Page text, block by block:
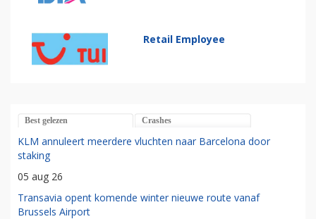
Retail Employee
Best gelezen Crashes
KLM annuleert meerdere vluchten naar Barcelona door
staking
05 aug 26
Transavia opent komende winter nieuwe route vanaf
Brussels Airport